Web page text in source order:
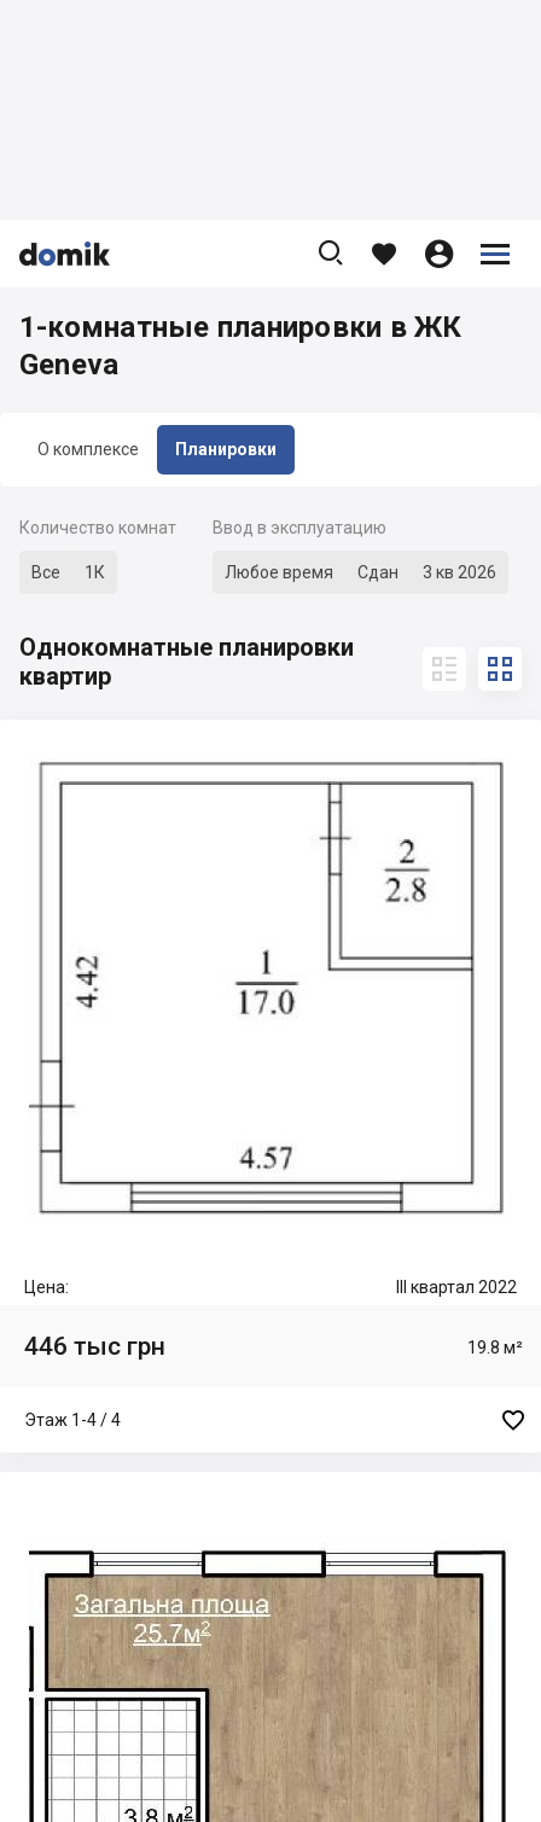


    


О комплексе Планировки
1-комнатные планировки в ЖК
Geneva
Количество комнат
Все 1К
Ввод в эксплуатацию
Любое время Сдан 3 кв 2026
Однокомнатные планировки
квартир
 
Цена: III квартал 2022
446 тыс грн 19.8 м²
Этаж 1-4 / 4 